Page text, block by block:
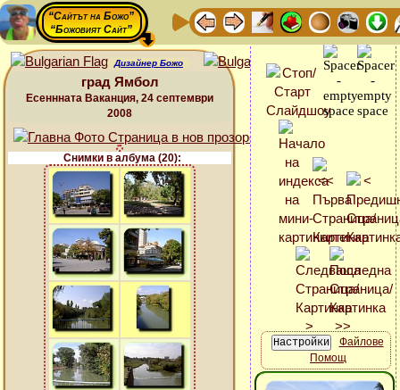
“Сайтът на Божо”
“Божовият Сайт”
Дизайнер Божо
град Ямбол
Есеннната Ваканция, 24 септември
2008
Снимки в албума (20):
Файлове
Помощ